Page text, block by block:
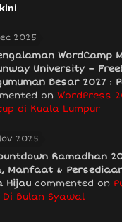
2025
WordCamp
University –
Besar 2027 :
on WordPress
di Kuala Lumpur
2025
Ramadhan
Manfaat &
Hijau commented on
Di Bulan Syawal